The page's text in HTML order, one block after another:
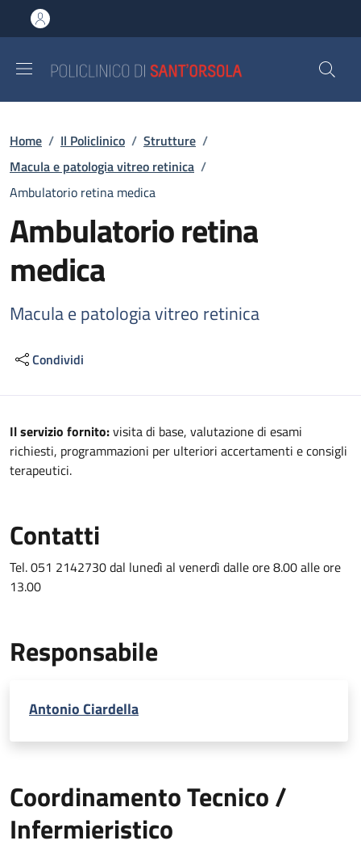
al contenuto principale
to footer content
Briciole di pane
Home / Il Policlinico / Strutture /
Macula e patologia vitreo retinica /
Ambulatorio retina medica
Ambulatorio retina
medica
Macula e patologia vitreo retinica
Condividi
Descrizione
Il servizio fornito:visita di base, valutazione di esami
richiesti, programmazioni per ulteriori accertamenti e consigli
terapeutici.
Contatti
Tel. 051 2142730 dal lunedì al venerdì dalle ore 8.00 alle ore
13.00
Responsabile
Antonio Ciardella
Coordinamento Tecnico /
Infermieristico